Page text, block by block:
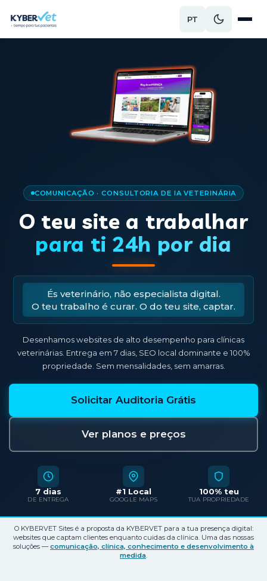
PT
COMUNICAÇÃO · CONSULTORIA DE IA VETERINÁRIA
O teu site a trabalhar
para ti 24h por dia
És veterinário, não especialista digital.
O teu trabalho é curar. O do teu site, captar.
Desenhamos websites de alto desempenho para clínicas
veterinárias. Entrega em 7 dias, SEO local dominante e 100%
propriedade. Sem mensalidades, sem amarras.
Solicitar Auditoria Grátis
Ver planos e preços
7 dias
DE ENTREGA
#1 Local
GOOGLE MAPS
100% teu
TUA PROPRIEDADE
O KYBERVET Sites é a proposta da KYBERVET para a tua presença digital:
websites que captam clientes enquanto cuidas da clínica. Uma das nossas
soluções —comunicação, clínica, conhecimento e desenvolvimento à
medida.